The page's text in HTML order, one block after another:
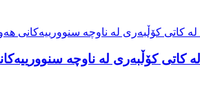
کۆڵبەری لە ناوچە